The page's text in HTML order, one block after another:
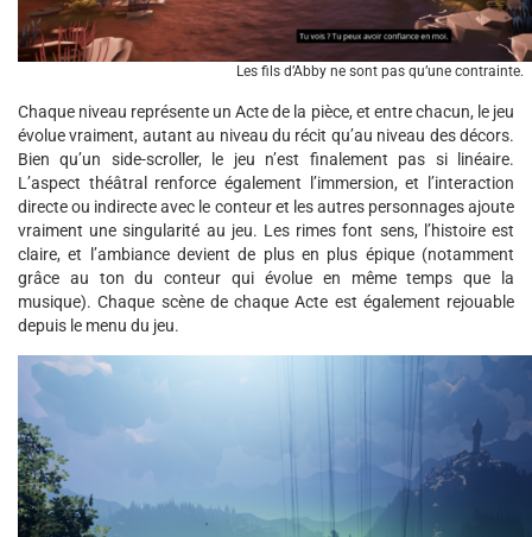
Les fils d’Abby ne sont pas qu’une contrainte.
Chaque niveau représente un Acte de la pièce, et entre chacun, le jeu
évolue vraiment, autant au niveau du récit qu’au niveau des décors.
Bien qu’un side-scroller, le jeu n’est finalement pas si linéaire.
L’aspect théâtral renforce également l’immersion, et l’interaction
directe ou indirecte avec le conteur et les autres personnages ajoute
vraiment une singularité au jeu. Les rimes font sens, l’histoire est
claire, et l’ambiance devient de plus en plus épique (notamment
grâce au ton du conteur qui évolue en même temps que la
musique). Chaque scène de chaque Acte est également rejouable
depuis le menu du jeu.